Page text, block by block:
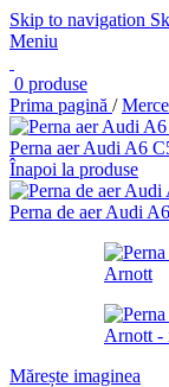
Skip to navigation
Meniu
0 produse
Prima pagină /
Perna aer Audi A6
Înapoi la produse
Perna de aer Audi
Mărește imaginea